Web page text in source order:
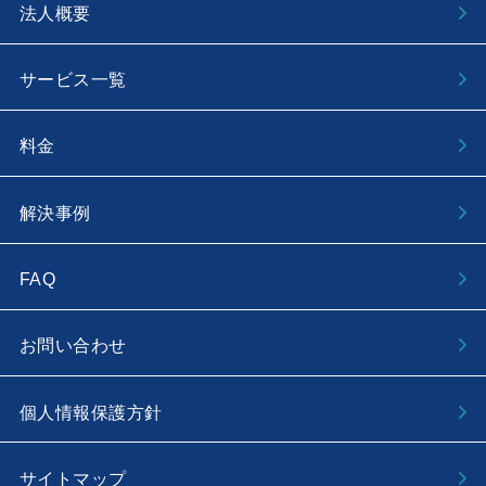
法人概要
サービス一覧
料金
解決事例
FAQ
お問い合わせ
個人情報保護方針
サイトマップ